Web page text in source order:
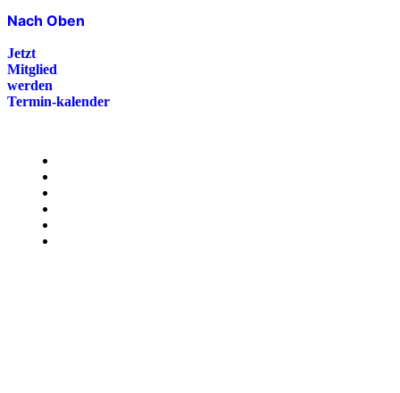
Nach Oben
Jetzt
Mitglied
werden
Termin-kalender
Menü